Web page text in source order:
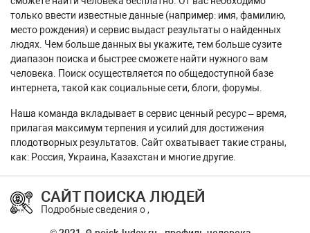
только ввести известные данные (например: имя, фамилию,
место рождения) и сервис выдаст результаты о найденных
людях. Чем больше данных вы укажите, тем больше сузите
диапазон поиска и быстрее сможете найти нужного вам
человека. Поиск осуществляется по общедоступной базе
интернета, такой как социальные сети, блоги, форумы.
Наша команда вкладывает в сервис ценный ресурс – время,
прилагая максимум терпения и усилий для достижения
плодотворных результатов. Сайт охватывает такие страны,
как: Россия, Украина, Казахстан и многие другие.
САЙТ ПОИСКА ЛЮДЕЙ
Подробные сведения о ,